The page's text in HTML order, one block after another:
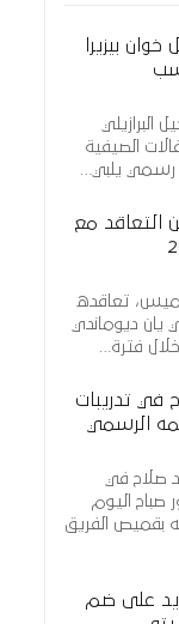
بيزيرا
البرازيلي
الصيفية
رسمي يلبي…
التعاقد مع
تعاقده
يان ديوماندي
خلال فترة…
في تدريبات
الرسمي
صلاح في
صباح اليوم
بقميص الفريق
على ضم